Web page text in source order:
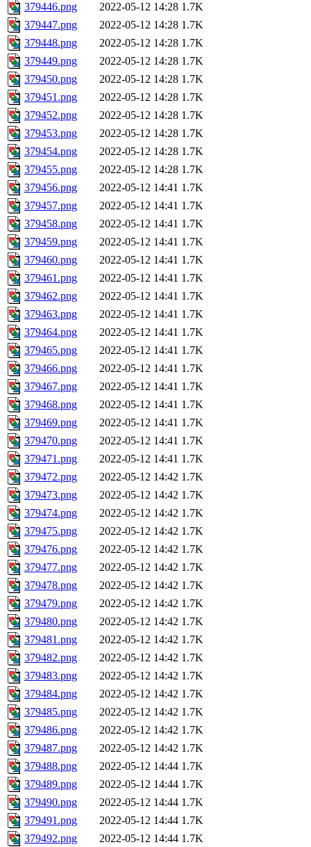
379446.png
2022-05-12 14:28 1.7K
379447.png
2022-05-12 14:28 1.7K
379448.png
2022-05-12 14:28 1.7K
379449.png
2022-05-12 14:28 1.7K
379450.png
2022-05-12 14:28 1.7K
379451.png
2022-05-12 14:28 1.7K
379452.png
2022-05-12 14:28 1.7K
379453.png
2022-05-12 14:28 1.7K
379454.png
2022-05-12 14:28 1.7K
379455.png
2022-05-12 14:28 1.7K
379456.png
2022-05-12 14:41 1.7K
379457.png
2022-05-12 14:41 1.7K
379458.png
2022-05-12 14:41 1.7K
379459.png
2022-05-12 14:41 1.7K
379460.png
2022-05-12 14:41 1.7K
379461.png
2022-05-12 14:41 1.7K
379462.png
2022-05-12 14:41 1.7K
379463.png
2022-05-12 14:41 1.7K
379464.png
2022-05-12 14:41 1.7K
379465.png
2022-05-12 14:41 1.7K
379466.png
2022-05-12 14:41 1.7K
379467.png
2022-05-12 14:41 1.7K
379468.png
2022-05-12 14:41 1.7K
379469.png
2022-05-12 14:41 1.7K
379470.png
2022-05-12 14:41 1.7K
379471.png
2022-05-12 14:41 1.7K
379472.png
2022-05-12 14:42 1.7K
379473.png
2022-05-12 14:42 1.7K
379474.png
2022-05-12 14:42 1.7K
379475.png
2022-05-12 14:42 1.7K
379476.png
2022-05-12 14:42 1.7K
379477.png
2022-05-12 14:42 1.7K
379478.png
2022-05-12 14:42 1.7K
379479.png
2022-05-12 14:42 1.7K
379480.png
2022-05-12 14:42 1.7K
379481.png
2022-05-12 14:42 1.7K
379482.png
2022-05-12 14:42 1.7K
379483.png
2022-05-12 14:42 1.7K
379484.png
2022-05-12 14:42 1.7K
379485.png
2022-05-12 14:42 1.7K
379486.png
2022-05-12 14:42 1.7K
379487.png
2022-05-12 14:42 1.7K
379488.png
2022-05-12 14:44 1.7K
379489.png
2022-05-12 14:44 1.7K
379490.png
2022-05-12 14:44 1.7K
379491.png
2022-05-12 14:44 1.7K
379492.png
2022-05-12 14:44 1.7K